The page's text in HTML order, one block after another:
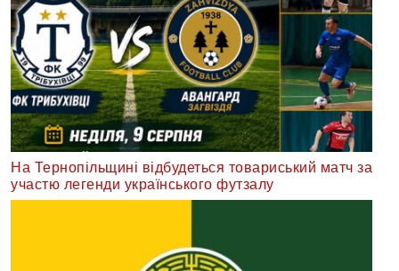
На Тернопільщині відбудеться товариський матч за
участю легенди українського футзалу